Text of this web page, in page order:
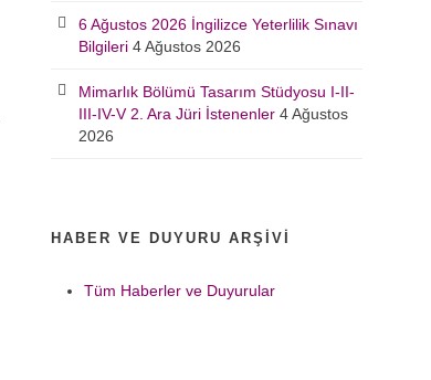
6 Ağustos 2026 İngilizce Yeterlilik Sınavı
Bilgileri 4 Ağustos 2026
Mimarlık Bölümü Tasarım Stüdyosu I-II-
III-IV-V 2. Ara Jüri İstenenler 4 Ağustos
2026
HABER VE DUYURU ARŞIVI
Tüm Haberler ve Duyurular